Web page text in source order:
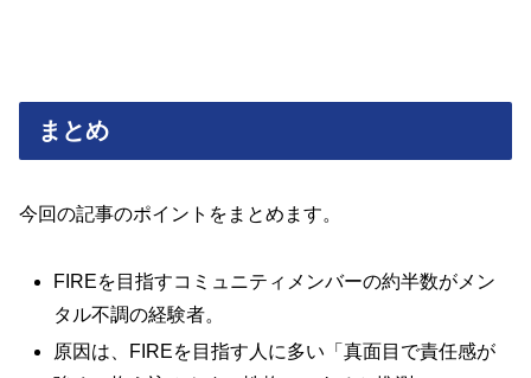
まとめ
今回の記事のポイントをまとめます。
FIREを目指すコミュニティメンバーの約半数がメン
タル不調の経験者。
原因は、FIREを目指す人に多い「真面目で責任感が